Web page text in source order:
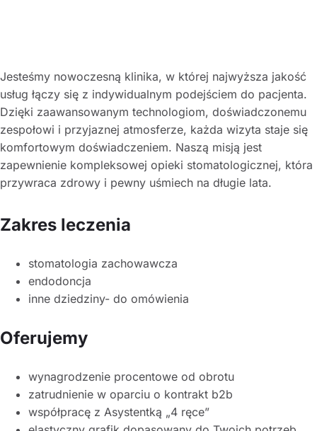
Jesteśmy nowoczesną klinika, w której najwyższa jakość
usług łączy się z indywidualnym podejściem do pacjenta.
Dzięki zaawansowanym technologiom, doświadczonemu
zespołowi i przyjaznej atmosferze, każda wizyta staje się
komfortowym doświadczeniem. Naszą misją jest
zapewnienie kompleksowej opieki stomatologicznej, która
przywraca zdrowy i pewny uśmiech na długie lata.
Zakres leczenia
stomatologia zachowawcza
endodoncja
inne dziedziny- do omówienia
Oferujemy
wynagrodzenie procentowe od obrotu
zatrudnienie w oparciu o kontrakt b2b
współpracę z Asystentką „4 ręce”